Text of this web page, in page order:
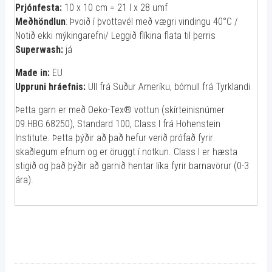
Prjónfesta:10 x 10 cm = 21 l x 28 umf
Meðhöndlun: Þvoið í þvottavél með vægri vindingu 40°C /
Notið ekki mýkingarefni/ Leggið flíkina flata til þerris
Superwash:já
Made in: EU
Uppruni hráefnis:Ull frá Suður Ameríku, bómull frá Tyrklandi
Þetta garn er með Oeko-Tex® vottun (skírteinisnúmer
09.HBG.68250), Standard 100, Class I frá Hohenstein
Institute. Þetta þýðir að það hefur verið prófað fyrir
skaðlegum efnum og er öruggt í notkun. Class I er hæsta
stigið og það þýðir að garnið hentar líka fyrir barnavörur (0-3
ára).